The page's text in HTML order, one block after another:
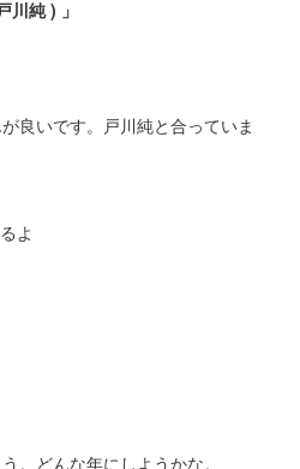
純 ) 」
良いです。戸川純と合っていま
よ
。どんな年にしようかな。